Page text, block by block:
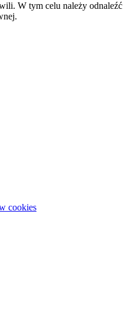
W tym celu należy odnaleźć
cookies